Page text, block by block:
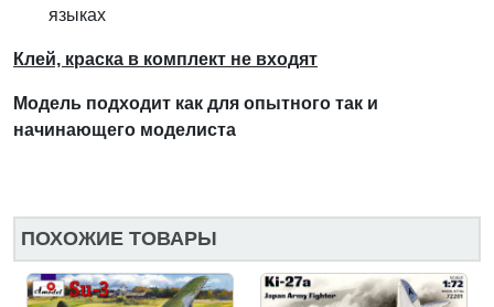
языках
Клей, краска в комплект не входят
Модель подходит как для опытного так и
начинающего моделиста
ПОХОЖИЕ ТОВАРЫ